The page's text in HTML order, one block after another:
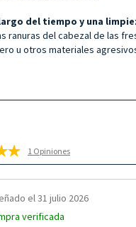
del tiempo y una
ranuras del cabezal de las
u otros materiales
1 Opiniones
el 31 julio 2026
verificada